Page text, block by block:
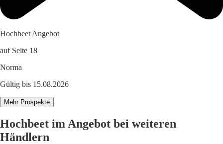
Hochbeet Angebot
auf Seite 18
Norma
Gültig bis 15.08.2026
Mehr Prospekte
Hochbeet im Angebot bei weiteren
Händlern